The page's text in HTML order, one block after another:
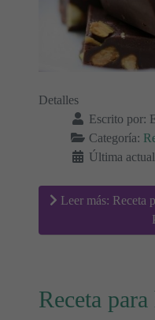
Detalles
Escrito por:
Categoría:
Última
Leer más: Receta
Receta